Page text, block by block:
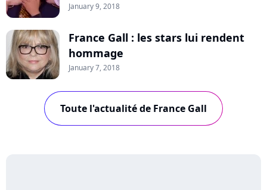
January 9, 2018
France Gall : les stars lui rendent
hommage
January 7, 2018
Toute l'actualité de France Gall